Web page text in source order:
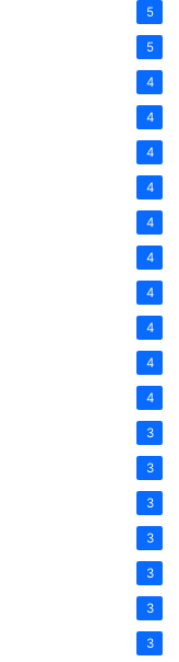
5
5
4
4
4
4
4
4
4
4
4
4
3
3
3
3
3
3
3